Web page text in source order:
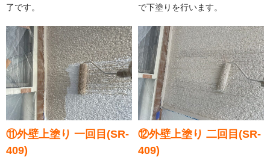
了です。
で下塗りを行います。
⑪外壁上塗り 一回目(SR-
409)
⑫外壁上塗り 二回目(SR-
409)